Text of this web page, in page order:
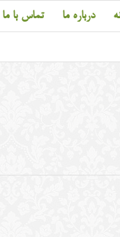
درباره ما تماس با ما